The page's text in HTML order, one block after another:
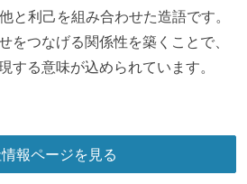
と利己を組み合わせた造語です。
をつなげる関係性を築くことで、
する意味が込められています。
報ページを見る